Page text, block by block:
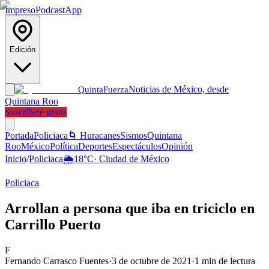
ImpresoPodcastApp
Edición
QuintaFuerzaNoticias de México, desde
Quintana Roo
Suscríbete gratis
PortadaPoliciaca 🌀 HuracanesSismosQuintana
RooMéxicoPolíticaDeportesEspectáculosOpinión
Inicio/Policiaca🌦️18°C· Ciudad de México
Policiaca
Arrollan a persona que iba en triciclo en
Carrillo Puerto
F
Fernando Carrasco Fuentes·3 de octubre de 2021 ·1 min de lectura